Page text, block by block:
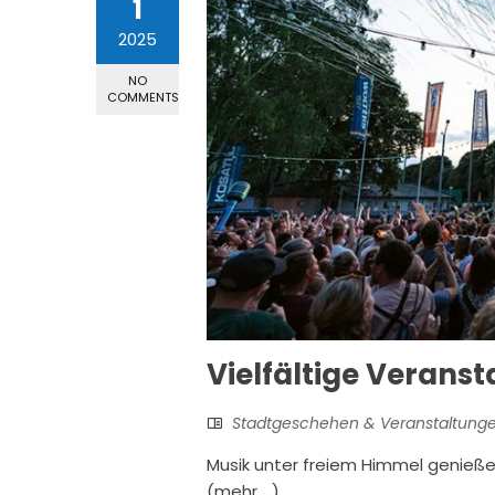
1
2025
NO
COMMENTS
Vielfältige
Stadtgeschehen &
Musik unter freiem Himmel